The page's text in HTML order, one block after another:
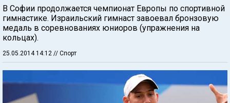
В Софии продолжается чемпионат Европы по спортивной
гимнастике. Израильский гимнаст завоевал бронзовую
медаль в соревнованиях юниоров (упражнения на
кольцах).
25.05.2014 14:12 // Спорт